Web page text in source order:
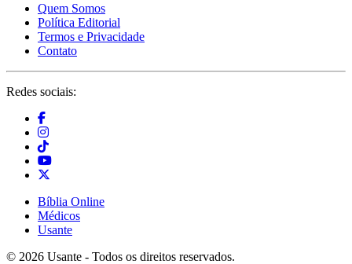
Quem Somos
Política Editorial
Termos e Privacidade
Contato
Redes sociais:
Bíblia Online
Médicos
Usante
© 2026 Usante - Todos os direitos reservados.